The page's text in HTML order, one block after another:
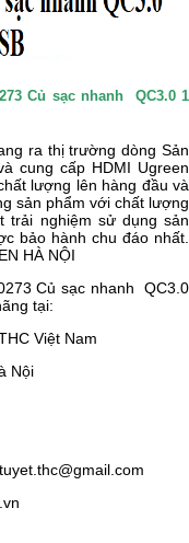
Củ sạc nhanh QC3.0 1
ra thị trường dòng Sản
cung cấp HDMI Ugreen
lượng lên hàng đầu và
sản phẩm với chất lượng
trải nghiệm sử dụng sản
bảo hành chu đáo nhất.
HÀ NỘI
Củ sạc nhanh QC3.0
tại:
Việt Nam
Nội